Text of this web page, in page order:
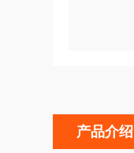
产品介绍